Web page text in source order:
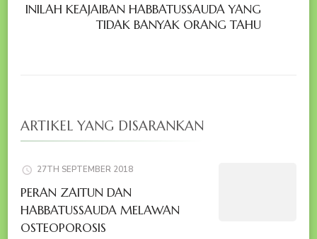
INILAH KEAJAIBAN HABBATUSSAUDA YANG
TIDAK BANYAK ORANG TAHU
ARTIKEL YANG DISARANKAN
27TH SEPTEMBER 2018
PERAN ZAITUN DAN
HABBATUSSAUDA MELAWAN
OSTEOPOROSIS